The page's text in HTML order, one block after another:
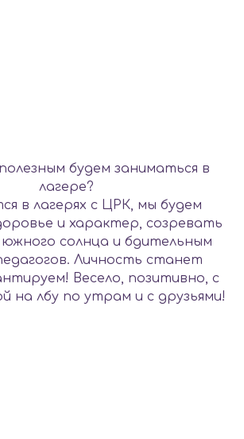
будем заниматься в
лагере?
в лагерях с ЦРК, мы будем
и характер, созревать
южного солнца и бдительным
Личность станет
Весело, позитивно, с
на лбу по утрам и с друзьями!